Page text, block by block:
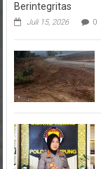
Berintegritas
Juli 15, 2026 0